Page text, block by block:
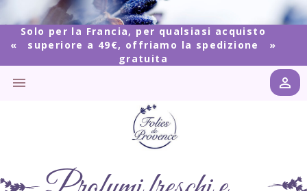
Solo per la Francia, per qualsiasi acquisto
superiore a 49€, offriamo la spedizione
gratuita
 